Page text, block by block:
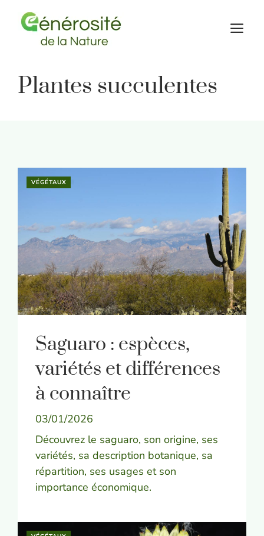
Plantes succulentes
VÉGÉTAUX
Saguaro : espèces,
variétés et différences
à connaître
03/01/2026
Découvrez le saguaro, son origine, ses
variétés, sa description botanique, sa
répartition, ses usages et son
importance économique.